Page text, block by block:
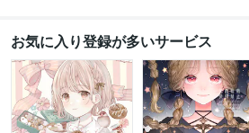
お気に入り登録が多いサービス